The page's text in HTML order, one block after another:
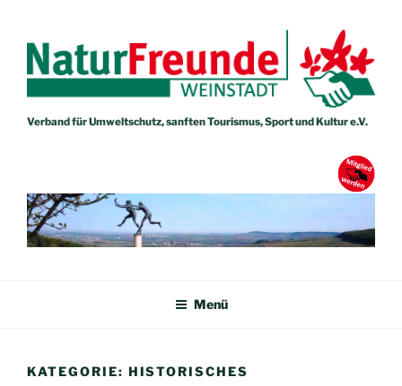
springen
Verband für Umweltschutz, sanften Tourismus, Sport und Kultur e.V.
NATURFREUNDE WEINSTADT
Menü
KATEGORIE: HISTORISCHES